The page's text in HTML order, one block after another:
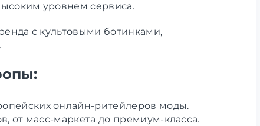
уровнем сервиса.
с культовыми ботинками,
онлайн-ритейлеров моды.
от масс-маркета до премиум-класса.